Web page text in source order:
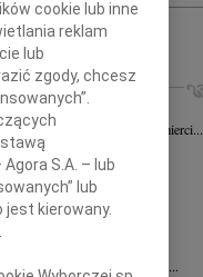
szukanie zaawansowane
03.08.2026
przyjęliśmy wiadomość o śmierci...
współczucia dla...
Łódź
Pani Janinie...
Nowińskiej wyrazy głębokiego...
cookie lub inne
reklam
lub
zgody, chcesz
S.A. – lub
lub
kierowany.